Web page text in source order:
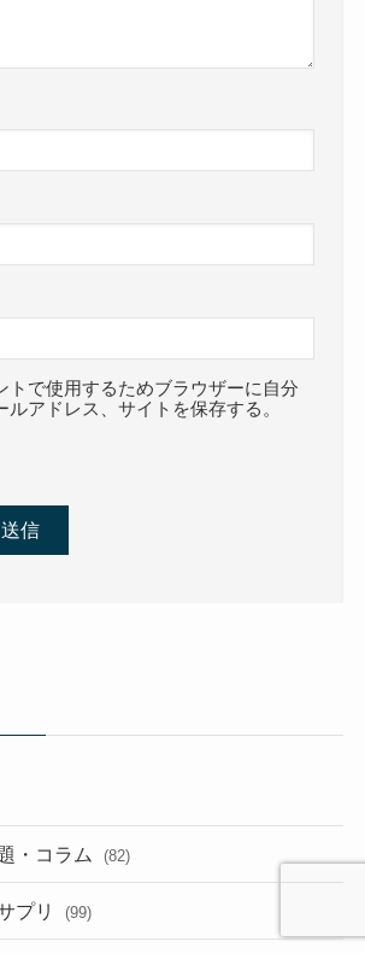
トで使用するためブラウザーに自分
ルアドレス、サイトを保存する。
・コラム (82)
プリ (99)